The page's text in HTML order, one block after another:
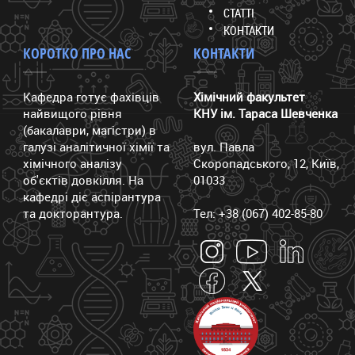
СТАТТІ
КОНТАКТИ
КОРОТКО ПРО НАС
Кафедра готує фахівців
найвищого рівня
(бакалаври, магістри) в
галузі аналітичної хімії та
хімічного аналізу
об'єктів довкілля. На
кафедрі діє аспірантура
та докторантура.
КОНТАКТИ
Хімічний факультет
КНУ ім. Тараса Шевченка
вул. Павла
Скоропадського, 12, Київ,
01033
Тел: +38 (067) 402-85-80